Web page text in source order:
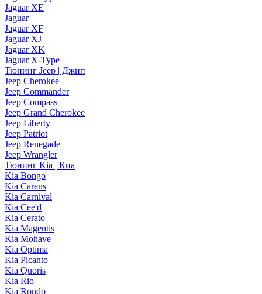
Jaguar XE
Jaguar
Jaguar XF
Jaguar XJ
Jaguar XK
Jaguar X-Type
Тюнинг Jeep | Джип
Jeep Cherokee
Jeep Commander
Jeep Compass
Jeep Grand Cherokee
Jeep Liberty
Jeep Patriot
Jeep Renegade
Jeep Wrangler
Тюнинг Kia | Киа
Kia Bongo
Kia Carens
Kia Carnival
Kia Cee'd
Kia Cerato
Kia Magentis
Kia Mohave
Kia Optima
Kia Picanto
Kia Quoris
Kia Rio
Kia Rondo